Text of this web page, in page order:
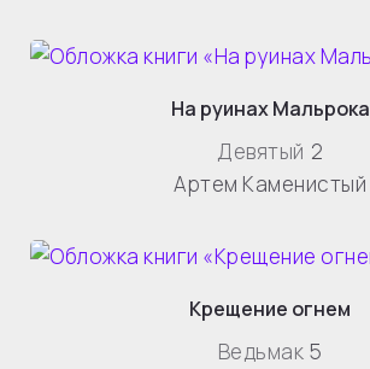
На руинах Мальрока
Девятый 2
Артем Каменистый
Крещение огнем
Ведьмак 5